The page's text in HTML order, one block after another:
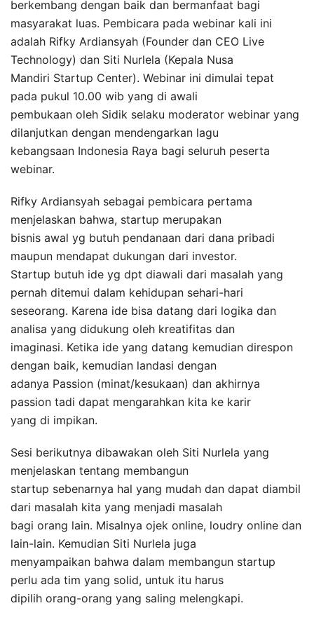
berkembang dengan baik dan bermanfaat bagi
masyarakat luas. Pembicara pada webinar kali ini
adalah Rifky Ardiansyah (Founder dan CEO Live
Technology) dan Siti Nurlela (Kepala Nusa
Mandiri Startup Center). Webinar ini dimulai tepat
pada pukul 10.00 wib yang di awali
pembukaan oleh Sidik selaku moderator webinar yang
dilanjutkan dengan mendengarkan lagu
kebangsaan Indonesia Raya bagi seluruh peserta
webinar.
Rifky Ardiansyah sebagai pembicara pertama
menjelaskan bahwa, startup merupakan
bisnis awal yg butuh pendanaan dari dana pribadi
maupun mendapat dukungan dari investor.
Startup butuh ide yg dpt diawali dari masalah yang
pernah ditemui dalam kehidupan sehari-hari
seseorang. Karena ide bisa datang dari logika dan
analisa yang didukung oleh kreatifitas dan
imaginasi. Ketika ide yang datang kemudian direspon
dengan baik, kemudian landasi dengan
adanya Passion (minat/kesukaan) dan akhirnya
passion tadi dapat mengarahkan kita ke karir
yang di impikan.
Sesi berikutnya dibawakan oleh Siti Nurlela yang
menjelaskan tentang membangun
startup sebenarnya hal yang mudah dan dapat diambil
dari masalah kita yang menjadi masalah
bagi orang lain. Misalnya ojek online, loudry online dan
lain-lain. Kemudian Siti Nurlela juga
menyampaikan bahwa dalam membangun startup
perlu ada tim yang solid, untuk itu harus
dipilih orang-orang yang saling melengkapi.